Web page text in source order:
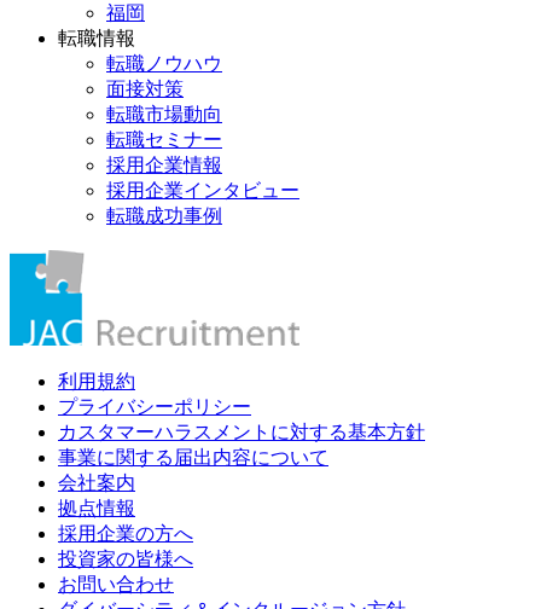
福岡
転職情報
転職ノウハウ
面接対策
転職市場動向
転職セミナー
採用企業情報
採用企業インタビュー
転職成功事例
利用規約
プライバシーポリシー
カスタマーハラスメントに対する基本方針
事業に関する届出内容について
会社案内
拠点情報
採用企業の方へ
投資家の皆様へ
お問い合わせ